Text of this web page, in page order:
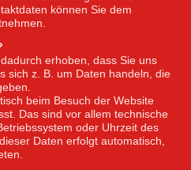
können Sie dem
erhoben, dass Sie uns
sich z. B. um Daten handeln, die
beim Besuch der Website
Das sind vor allem technische
oder Uhrzeit des
Daten erfolgt automatisch,